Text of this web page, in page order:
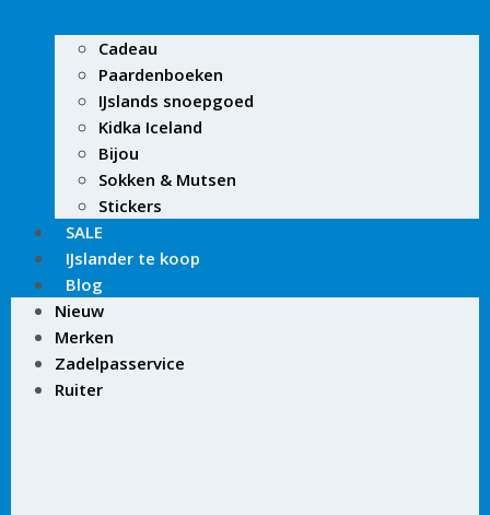
Cadeau
Paardenboeken
IJslands snoepgoed
Kidka Iceland
Bijou
Sokken & Mutsen
Stickers
SALE
IJslander te koop
Blog
Nieuw
Merken
Zadelpasservice
Ruiter